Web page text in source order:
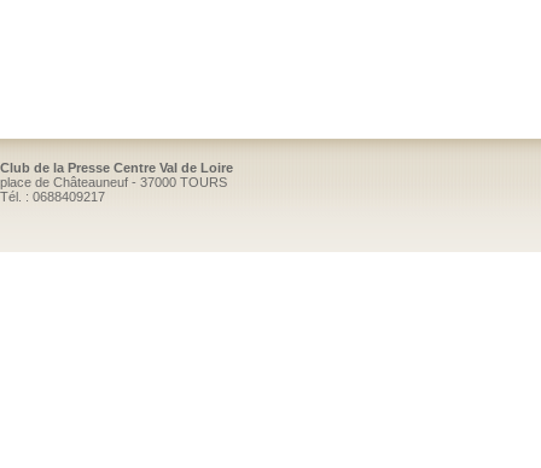
Club de la Presse Centre Val de Loire
place de Châteauneuf - 37000 TOURS
Tél. : 0688409217